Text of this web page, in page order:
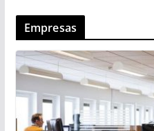
Empresas